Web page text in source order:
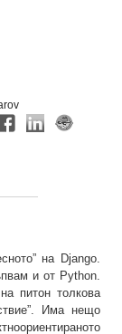
на Django.
и от Python.
питон толкова
Има нещо